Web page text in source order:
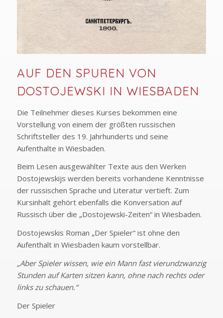
AUF DEN SPUREN VON
DOSTOJEWSKI IN WIESBADEN
Die Teilnehmer dieses Kurses bekommen eine
Vorstellung von einem der größten russischen
Schriftsteller des 19. Jahrhunderts und seine
Aufenthalte in Wiesbaden.
Beim Lesen ausgewählter Texte aus den Werken
Dostojewskijs werden bereits vorhandene Kenntnisse
der russischen Sprache und Literatur vertieft. Zum
Kursinhalt gehört ebenfalls die Konversation auf
Russisch über die „Dostojewski-Zeiten“ in Wiesbaden.
Dostojewskis Roman „Der Spieler“ ist ohne den
Aufenthalt in Wiesbaden kaum vorstellbar.
„Aber Spieler wissen, wie ein Mann fast vierundzwanzig
Stunden auf Karten sitzen kann, ohne nach rechts oder
links zu schauen.“
Der Spieler